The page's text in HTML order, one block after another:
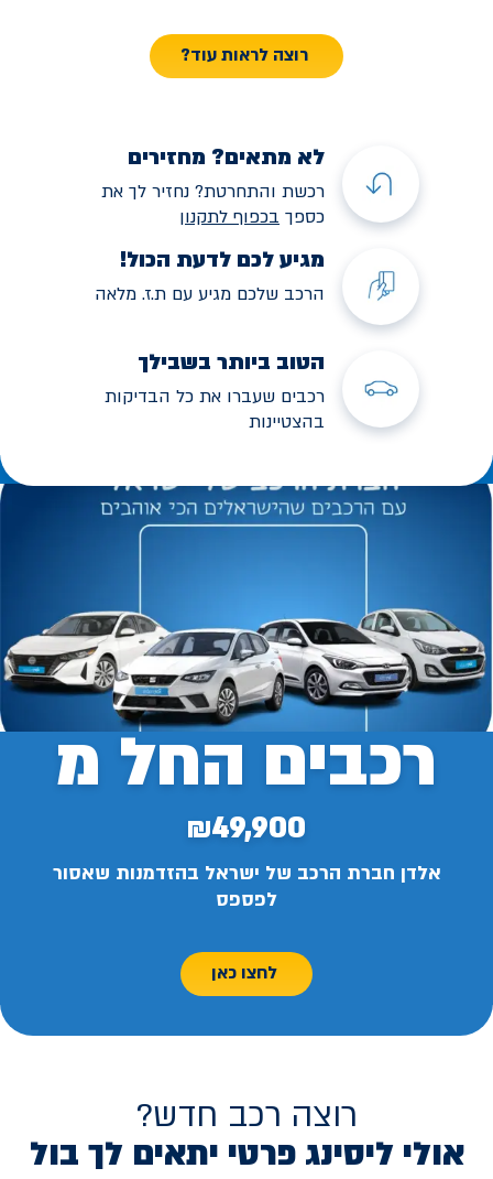
רוצה לראות עוד?
לא מתאים? מחזירים
רכשת והתחרטת? נחזיר לך את
כספך בכפוף לתקנון
מגיע לכם לדעת הכול!
הרכב שלכם מגיע עם ת.ז. מלאה
הטוב ביותר בשבילך
רכבים שעברו את כל הבדיקות
בהצטיינות
רכבים החל מ
₪49,900
אלדן חברת הרכב של ישראל בהזדמנות שאסור
לפספס
לחצו כאן
רוצה רכב חדש?
אולי ליסינג פרטי יתאים לך בול